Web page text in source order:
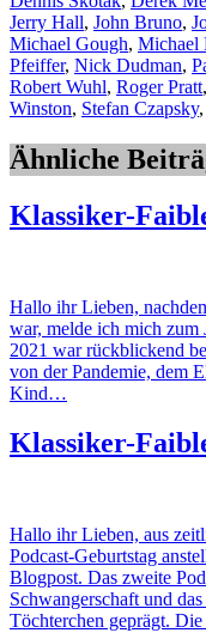
Jerry Hall, John Bruno,
Michael Gough, Michael
Pfeiffer, Nick Dudman,
Robert Wuhl, Roger Pratt,
Winston, Stefan Czapsky,
Ähnliche
Klassiker-
Hallo ihr Lieben,
war, melde ich mich zum
2021 war rückblickend
von der Pandemie, dem
Kind…
Klassiker-
Hallo ihr Lieben, aus
Podcast-Geburtstag
Blogpost. Das zweite
Schwangerschaft und
Töchterchen geprägt.